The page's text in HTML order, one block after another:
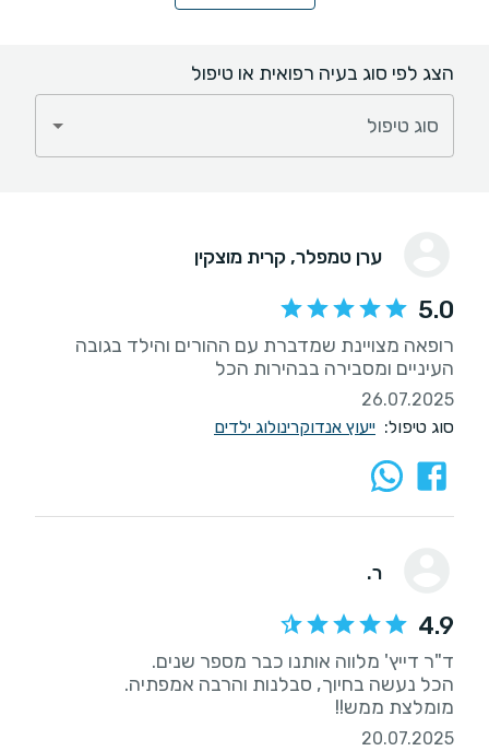
הצג לפי סוג בעיה רפואית או טיפול
סוג טיפול
ערן טמפלר, קרית מוצקין
5.0
רופאה מצויינת שמדברת עם ההורים והילד בגובה
העיניים ומסבירה בבהירות הכל
26.07.2025
סוג טיפול: ייעוץ אנדוקרינולוג ילדים
ר.
4.9
מומלצת ממש!!
20.07.2025